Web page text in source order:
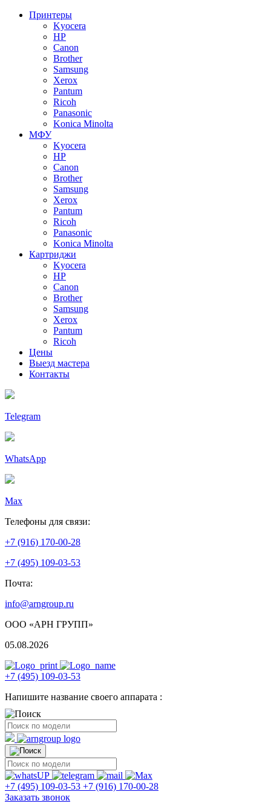
Принтеры
Kyocera
HP
Canon
Brother
Samsung
Xerox
Pantum
Ricoh
Panasonic
Konica Minolta
МФУ
Kyocera
HP
Canon
Brother
Samsung
Xerox
Pantum
Ricoh
Panasonic
Konica Minolta
Картриджи
Kyocera
HP
Canon
Brother
Samsung
Xerox
Pantum
Ricoh
Цены
Выезд мастера
Контакты
Telegram
WhatsApp
Max
Телефоны для связи:
+7 (916) 170-00-28
+7 (495) 109-03-53
Почта:
info@arngroup.ru
ООО «АРН ГРУПП»
05.08.2026
+7 (495) 109-03-53
Напишите название своего аппарата :
+7 (495) 109-03-53 +7 (916) 170-00-28
Заказать звонок